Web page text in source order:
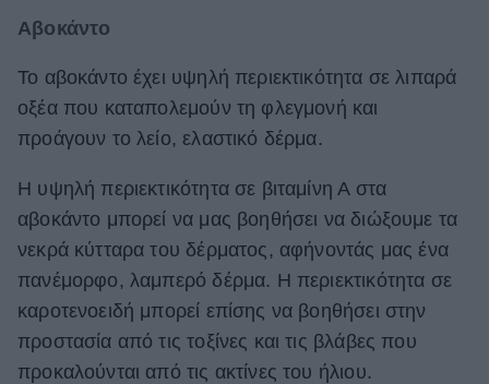
Αβοκάντο
Το αβοκάντο έχει υψηλή περιεκτικότητα σε λιπαρά
οξέα που καταπολεμούν τη φλεγμονή και
προάγουν το λείο, ελαστικό δέρμα.
Η υψηλή περιεκτικότητα σε βιταμίνη Α στα
αβοκάντο μπορεί να μας βοηθήσει να διώξουμε τα
νεκρά κύτταρα του δέρματος, αφήνοντάς μας ένα
πανέμορφο, λαμπερό δέρμα. Η περιεκτικότητα σε
καροτενοειδή μπορεί επίσης να βοηθήσει στην
προστασία από τις τοξίνες και τις βλάβες που
προκαλούνται από τις ακτίνες του ήλιου.